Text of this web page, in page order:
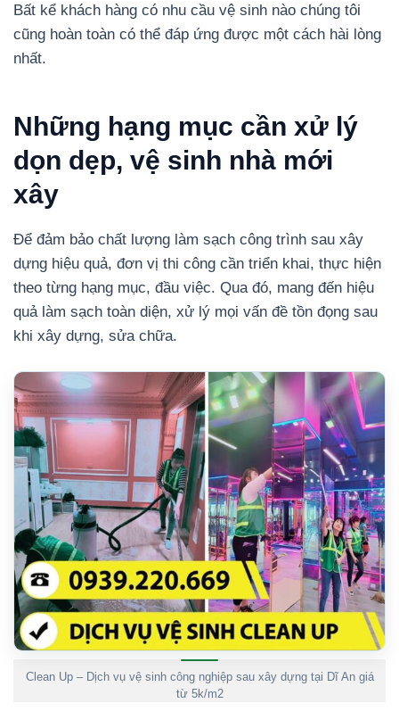
Bất kể khách hàng có nhu cầu vệ sinh nào chúng tôi
cũng hoàn toàn có thể đáp ứng được một cách hài lòng
nhất.
Những hạng mục cần xử lý
dọn dẹp, vệ sinh nhà mới
xây
Để đảm bảo chất lượng làm sạch công trình sau xây
dựng hiệu quả, đơn vị thi công cần triển khai, thực hiện
theo từng hạng mục, đầu việc. Qua đó, mang đến hiệu
quả làm sạch toàn diện, xử lý mọi vấn đề tồn đọng sau
khi xây dựng, sửa chữa.
Clean Up – Dịch vụ vệ sinh công nghiệp sau xây dựng tại Dĩ An giá
từ 5k/m2